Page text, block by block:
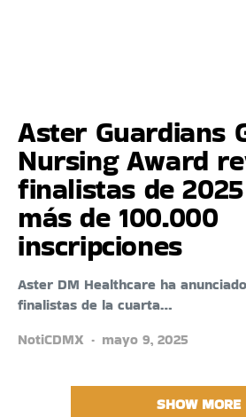
Aster Guardians
Nursing Award
finalistas de
más de 100.000
inscripciones
Aster DM Healthcare ha
finalistas de la cuarta…
NotiCDMX
mayo 9, 2025
SHOW MORE